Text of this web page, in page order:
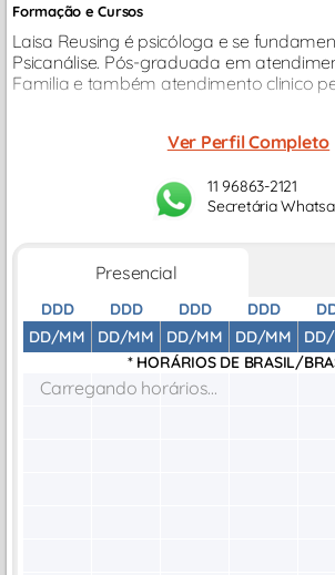
Formação e Cursos
Laisa Reusing é psicóloga e se
Psicanálise. Pós-graduada em
Familia e também atendimento clinico
Ver Perfil Completo
11 96863-2121
Secretária
Presencial
DDD
DD/MM
DDD
DD/MM
DDD
DD/MM
DDD
DD/MM
* HORÁRIOS DE BRASIL/
Carregando horários...